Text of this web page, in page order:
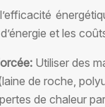
et les
Utiliser des
de roche,
de chaleur